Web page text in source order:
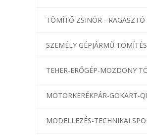
TÖMÍTŐ ZSINÓR - RAGASZTÓ
SZEMÉLY GÉPJÁRMŰ TÖMÍTÉS